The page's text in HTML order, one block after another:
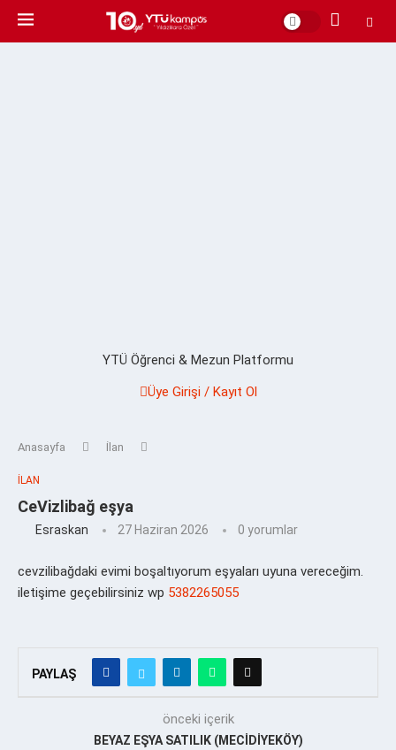
YTÜ Öğrenci & Mezun Platformu
Üye Girişi / Kayıt Ol
Anasayfa İlan
İLAN
CeVizlibağ eşya
Esraskan 27 Haziran 2026 0 yorumlar
cevzilibağdaki evimi boşaltıyorum eşyaları uyuna vereceğim.
iletişime geçebilirsiniz wp 5382265055
PAYLAŞ
önceki içerik
BEYAZ EŞYA SATILIK (MECİDİYEKÖY)